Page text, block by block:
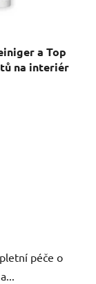
a Top
na interiér
péče o